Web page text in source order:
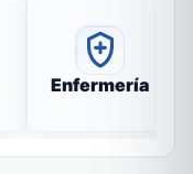
Enfermería